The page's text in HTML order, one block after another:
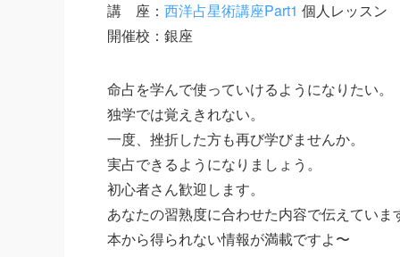
講 座： 西洋占星術講座Part1 個人レッスン
開催校：銀座
命占を学んで使っていけるようになりたい。
独学では覚えきれない。
一度、挫折した方も再び学びませんか。
実占できるようになりましょう。
初心者さん歓迎します。
あなたの習熟度に合わせた内容で伝えていま
本から得られない情報が満載ですよ〜